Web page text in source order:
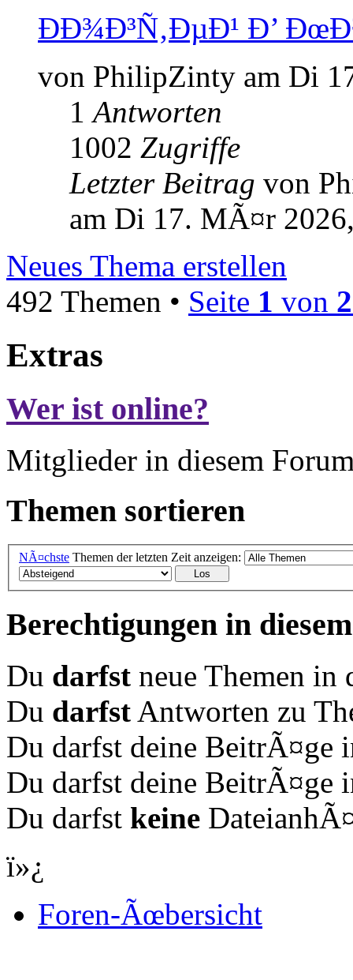
ÐÐ¾Ð³Ñ‚ÐµÐ¹ Ð’
von PhilipZinty am Di
1Antworten
1002 Zugriffe
Letzter Beitrag von
am Di 17. MÃ¤r
Neues Thema erstellen
492 Themen • Seite 1 von
Extras
Wer ist online?
Mitglieder in diesem
Themen sortieren
NÃ¤chste Themen der letzten Zeit anzeigen:
Berechtigungen in
Du darfst neue Themen in
Du darfst Antworten zu
Du darfst deine BeitrÃ¤ge
Du darfst deine BeitrÃ¤ge
Du darfst keine
ï»¿
Foren-Ãœbersicht